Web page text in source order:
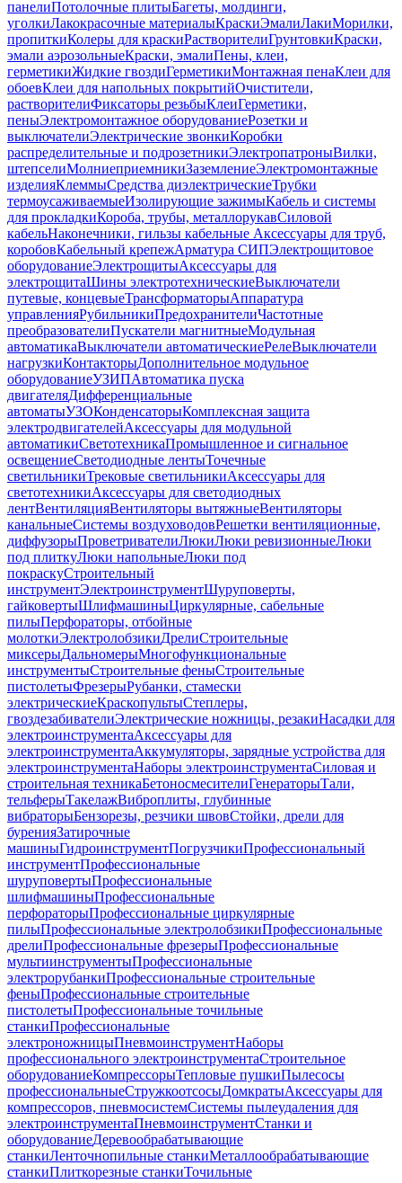
панелиПотолочные плитыБагеты, молдинги,
уголкиЛакокрасочные материалыКраскиЭмалиЛакиМорилки,
пропиткиКолеры для краскиРастворителиГрунтовкиКраски,
эмали аэрозольныеКраски, эмалиПены, клеи,
герметикиЖидкие гвоздиГерметикиМонтажная пенаКлеи для
обоевКлеи для напольных покрытийОчистители,
растворителиФиксаторы резьбыКлеиГерметики,
пеныЭлектромонтажное оборудованиеРозетки и
выключателиЭлектрические звонкиКоробки
распределительные и подрозетникиЭлектропатроныВилки,
штепселиМолниеприемникиЗаземлениеЭлектромонтажные
изделияКлеммыСредства диэлектрическиеТрубки
термоусаживаемыеИзолирующие зажимыКабель и системы
для прокладкиКороба, трубы, металлорукавСиловой
кабельНаконечники, гильзы кабельные Аксессуары для труб,
коробовКабельный крепежАрматура СИПЭлектрощитовое
оборудованиеЭлектрощитыАксессуары для
электрощитаШины электротехническиеВыключатели
путевые, концевыеТрансформаторыАппаратура
управленияРубильникиПредохранителиЧастотные
преобразователиПускатели магнитныеМодульная
автоматикаВыключатели автоматическиеРелеВыключатели
нагрузкиКонтакторыДополнительное модульное
оборудованиеУЗИПАвтоматика пуска
двигателяДифференциальные
автоматыУЗОКонденсаторыКомплексная защита
электродвигателейАксессуары для модульной
автоматикиСветотехникаПромышленное и сигнальное
освещениеСветодиодные лентыТочечные
светильникиТрековые светильникиАксессуары для
светотехникиАксессуары для светодиодных
лентВентиляцияВентиляторы вытяжныеВентиляторы
канальныеСистемы воздуховодовРешетки вентиляционные,
диффузорыПроветривателиЛюкиЛюки ревизионныеЛюки
под плиткуЛюки напольныеЛюки под
покраскуСтроительный
инструментЭлектроинструментШуруповерты,
гайковертыШлифмашиныЦиркулярные, сабельные
пилыПерфораторы, отбойные
молоткиЭлектролобзикиДрелиСтроительные
миксерыДальномерыМногофункциональные
инструментыСтроительные феныСтроительные
пистолетыФрезерыРубанки, стамески
электрическиеКраскопультыСтеплеры,
гвоздезабивателиЭлектрические ножницы, резакиНасадки для
электроинструментаАксессуары для
электроинструментаАккумуляторы, зарядные устройства для
электроинструментаНаборы электроинструментаСиловая и
строительная техникаБетоносмесителиГенераторыТали,
тельферыТакелажВиброплиты, глубинные
вибраторыБензорезы, резчики швовСтойки, дрели для
буренияЗатирочные
машиныГидроинструментПогрузчикиПрофессиональный
инструментПрофессиональные
шуруповертыПрофессиональные
шлифмашиныПрофессиональные
перфораторыПрофессиональные циркулярные
пилыПрофессиональные электролобзикиПрофессиональные
дрелиПрофессиональные фрезерыПрофессиональные
мультиинструментыПрофессиональные
электрорубанкиПрофессиональные строительные
феныПрофессиональные строительные
пистолетыПрофессиональные точильные
станкиПрофессиональные
электроножницыПневмоинструментНаборы
профессионального электроинструментаСтроительное
оборудованиеКомпрессорыТепловые пушкиПылесосы
профессиональныеСтружкоотсосыДомкратыАксессуары для
компрессоров, пневмосистемСистемы пылеудаления для
электроинструментаПневмоинструментСтанки и
оборудованиеДеревообрабатывающие
станкиЛенточнопильные станкиМеталлообрабатывающие
станкиПлиткорезные станкиТочильные